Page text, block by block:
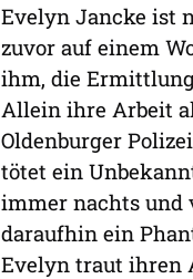
Evelyn Jancke ist
zuvor auf einem
ihm, die
Allein ihre Arbeit
Oldenburger
tötet ein
immer nachts und
daraufhin ein
Evelyn traut ihren